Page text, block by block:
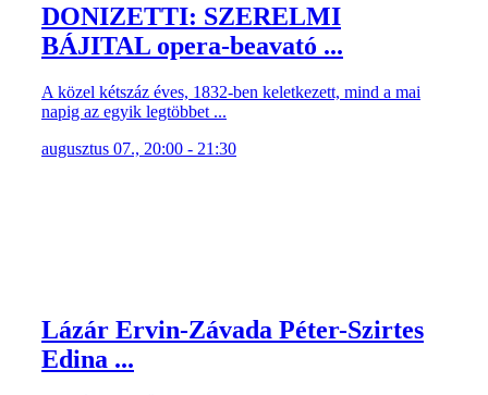
DONIZETTI: SZERELMI
BÁJITAL opera-beavató ...
A közel kétszáz éves, 1832-ben keletkezett, mind a mai
napig az egyik legtöbbet ...
augusztus 07., 20:00 - 21:30
Lázár Ervin-Závada Péter-Szirtes
Edina ...